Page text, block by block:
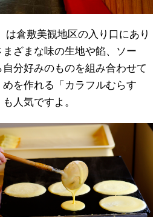
は倉敷美観地区の入り口にあり
ざまな味の生地や餡、ソー
分好みのものを組み合わせて
を作れる「カラフルむらすゞ
人気ですよ。